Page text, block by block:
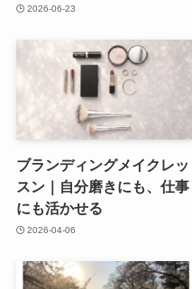
2026-06-23
ブランディングメイクレッ
スン｜自分磨きにも、仕事
にも活かせる
2026-04-06